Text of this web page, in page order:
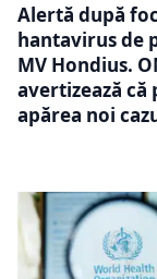
Alertă după
hantavirus de
MV Hondius.
avertizează că
apărea noi